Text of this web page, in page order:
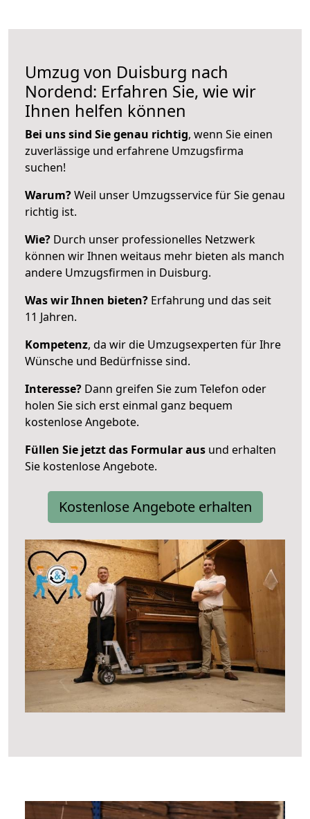
Umzug von Duisburg nach
Nordend: Erfahren Sie, wie wir
Ihnen helfen können
Bei uns sind Sie genau richtig, wenn Sie einen
zuverlässige und erfahrene Umzugsfirma
suchen!
Warum?Weil unser Umzugsservice für Sie genau
richtig ist.
Wie? Durch unser professionelles Netzwerk
können wir Ihnen weitaus mehr bieten als manch
andere Umzugsfirmen in Duisburg.
Was wir Ihnen bieten? Erfahrung und das seit
11 Jahren.
Kompetenz, da wir die Umzugsexperten für Ihre
Wünsche und Bedürfnisse sind.
Interesse? Dann greifen Sie zum Telefon oder
holen Sie sich erst einmal ganz bequem
kostenlose Angebote.
Füllen Sie jetzt das Formular aus und erhalten
Sie kostenlose Angebote.
Kostenlose Angebote erhalten